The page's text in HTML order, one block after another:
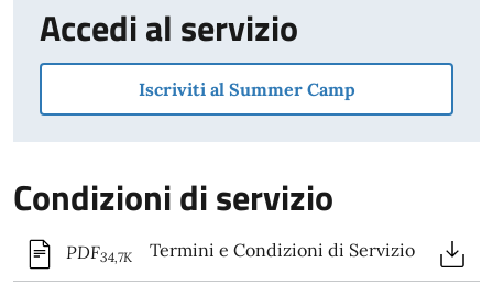
Accedi al servizio
Iscriviti al Summer Camp
Condizioni di servizio
PDF34,7K Termini e Condizioni di Servizio